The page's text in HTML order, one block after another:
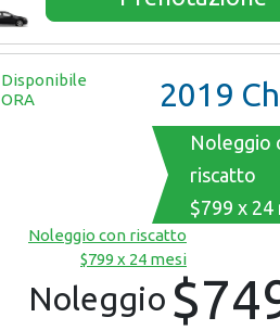
Disponibile
ORA
2019
Noleggio
riscatto
$799 x 24
Noleggio con riscatto
$799 x 24 mesi
Noleggio